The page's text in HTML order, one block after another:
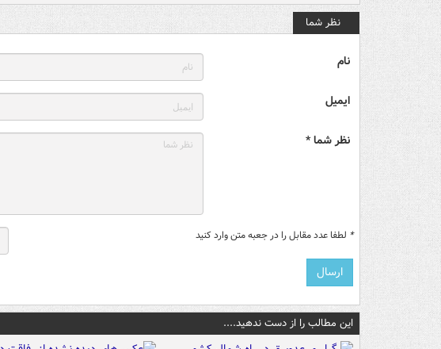
نظر شما
نام
ایمیل
نظر شما *
* لطفا عدد مقابل را در جعبه متن وارد کنید
این مطالب را از دست ندهید....